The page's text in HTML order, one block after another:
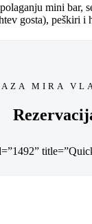
mini bar,
gosta), peškiri i
MIRA